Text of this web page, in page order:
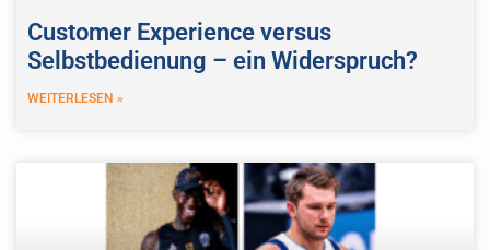
Customer Experience versus
Selbstbedienung – ein Widerspruch?
WEITERLESEN »